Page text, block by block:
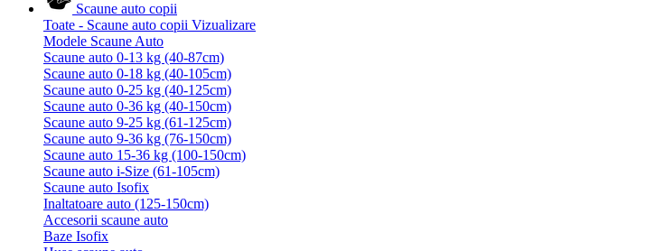
Scaune auto copii
Toate - Scaune auto copii Vizualizare
Modele Scaune Auto
Scaune auto 0-13 kg (40-87cm)
Scaune auto 0-18 kg (40-105cm)
Scaune auto 0-25 kg (40-125cm)
Scaune auto 0-36 kg (40-150cm)
Scaune auto 9-25 kg (61-125cm)
Scaune auto 9-36 kg (76-150cm)
Scaune auto 15-36 kg (100-150cm)
Scaune auto i-Size (61-105cm)
Scaune auto Isofix
Inaltatoare auto (125-150cm)
Accesorii scaune auto
Baze Isofix